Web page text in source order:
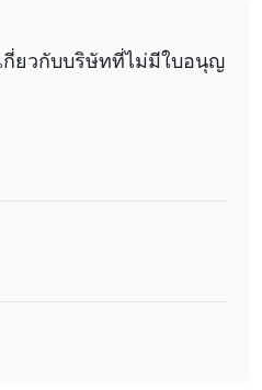
กี่ยวกับบริษัทที่ไม่มีใบอนุญ